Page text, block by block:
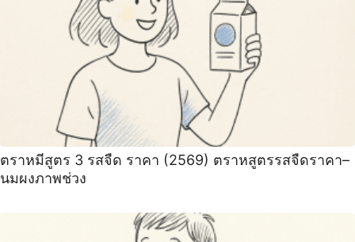
ตราหมีสูตร 3 รสจืด ราคา (2569) ตราหสูตรรสจืดราคา–
นมผงภาพช่วง